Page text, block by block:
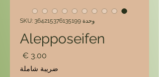
وحدة SKU: 364215376135199
Alepposeifen
السعر
ضريبة شاملة